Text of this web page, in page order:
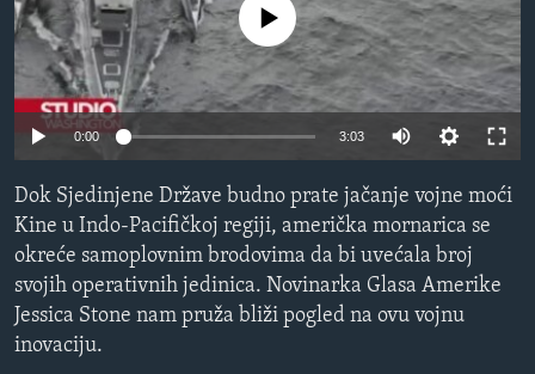
MAGAZIN
O GLASU AMERIKE
Learning English
PRATITE NAS
Jezici
No media source currently available
0:00 3:03
Dok Sjedinjene Države budno prate jačanje vojne moći
Kine u Indo-Pacifičkoj regiji, američka mornarica se
okreće samoplovnim brodovima da bi uvećala broj
svojih operativnih jedinica. Novinarka Glasa Amerike
Jessica Stone nam pruža bliži pogled na ovu vojnu
inovaciju.